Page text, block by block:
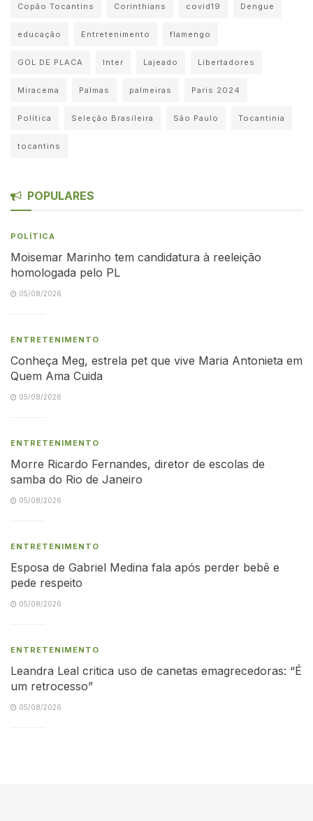
Copão Tocantins Corinthians covid19 Dengue
educação Entretenimento flamengo
GOL DE PLACA Inter Lajeado Libertadores
Miracema Palmas palmeiras Paris 2024
Política Seleção Brasileira São Paulo Tocantinia
tocantins
POPULARES
POLÍTICA
Moisemar Marinho tem candidatura à reeleição
homologada pelo PL
05/08/2026
ENTRETENIMENTO
Conheça Meg, estrela pet que vive Maria Antonieta em
Quem Ama Cuida
05/08/2026
ENTRETENIMENTO
Morre Ricardo Fernandes, diretor de escolas de
samba do Rio de Janeiro
05/08/2026
ENTRETENIMENTO
Esposa de Gabriel Medina fala após perder bebê e
pede respeito
05/08/2026
ENTRETENIMENTO
Leandra Leal critica uso de canetas emagrecedoras: “É
um retrocesso”
05/08/2026